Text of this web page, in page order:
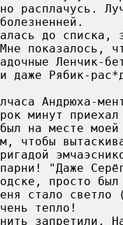
расплачусь.
до списка,
показалось,
Ленчик-
даже Рябик-
Андрюха-
минут
на месте
чтобы
"Даже
просто
стало
тепло!
запретили.